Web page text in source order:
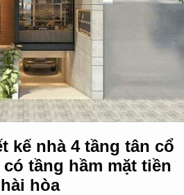
kế nhà 4 tầng tân cổ
tầng hầm mặt tiền
hòa